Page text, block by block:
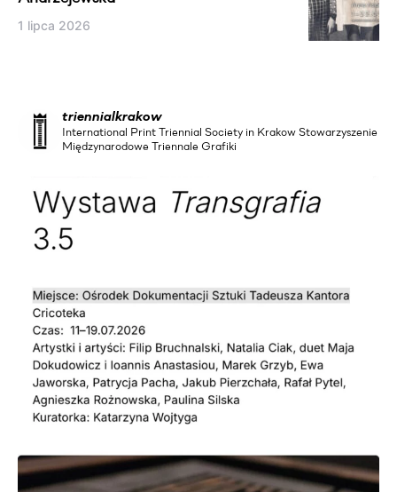
1 lipca 2026
triennialkrakow
International Print Triennial Society in Krakow Stowarzyszenie
Międzynarodowe Triennale Grafiki